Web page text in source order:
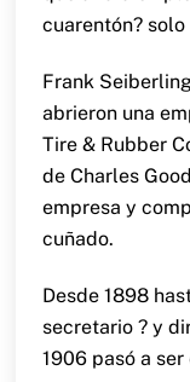
cuarentón?
Frank
abrieron una
Tire & Rubber
de Charles
empresa y
cuñado.
Desde 1898
secretario ? y
1906 pasó a